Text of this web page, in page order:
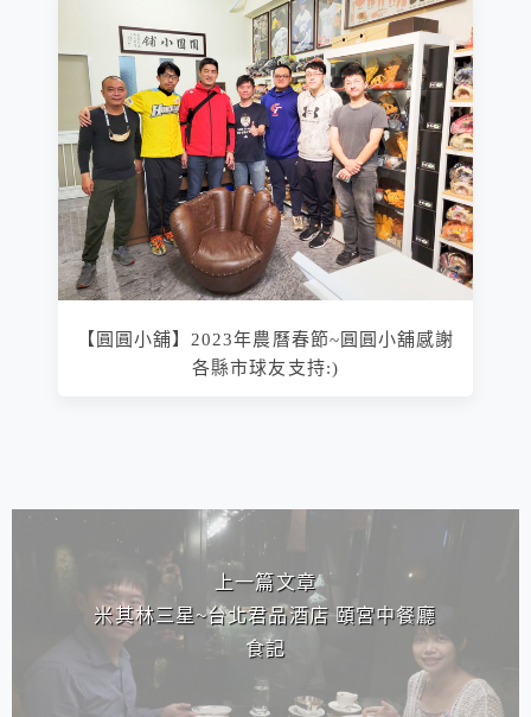
【圓圓小舖】2023年農曆春節~圓圓小舖感謝
各縣市球友支持:)
相連文章
上一篇文章
米其林三星~台北君品酒店 頤宮中餐廳
食記